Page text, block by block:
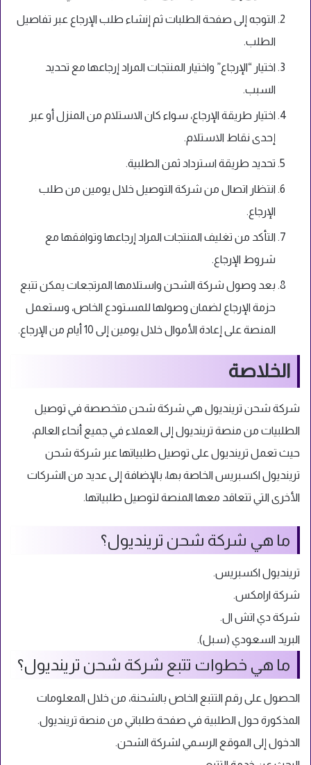
التوجه إلى صفحة الطلبات ثم إنشاء طلب الإرجاع عبر تفاصيل
الطلب.
اختيار “الإرجاع” واختيار المنتجات المراد إرجاعها مع تحديد
السبب.
اختيار طريقة الإرجاع، سواء كان الاستلام من المنزل أو عبر
إحدى نقاط الاستلام.
تحديد طريقة استرداد ثمن الطلبية.
انتظار اتصال من شركة التوصيل خلال يومين من طلب
الإرجاع.
التأكد من تغليف المنتجات المراد إرجاعها وتوافقها مع
شروط الإرجاع.
بعد وصول شركة الشحن واستلامها المرتجعات يمكن تتبع
حزمة الإرجاع لضمان وصولها للمستودع الخاص، وستعمل
المنصة على إعادة الأموال خلال يومين إلى 10 أيام من الإرجاع.
الخلاصة
شركة شحن ترينديول هي شركة شحن متخصصة في توصيل
الطلبيات من منصة ترينديول إلى العملاء في جميع أنحاء العالم،
حيث تعمل ترينديول على توصيل طلبياتها عبر شركة شحن
ترينديول اكسبريس الخاصة بها، بالإضافة إلى عديد من الشركات
الأخرى التي تتعاقد معها المنصة لتوصيل طلبياتها.
ما هي شركة شحن ترينديول؟
ترينديول اكسبريس.
شركة ارامكس.
شركة دي اتش ال.
البريد السعودي (سبل).
ما هي خطوات تتبع شركة شحن ترينديول؟
الحصول على رقم التتبع الخاص بالشحنة، من خلال المعلومات
المذكورة حول الطلبية في صفحة طلباتي من منصة ترينديول.
الدخول إلى الموقع الرسمي لشركة الشحن.